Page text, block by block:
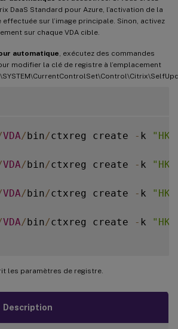
DaaS Standard pour Azure, l’activation de la
sur l’image principale. Sinon, activez
sur chaque VDA cible.
automatique , exécutez des commandes
modifier la clé de registre à l’emplacement
VDA/bin/ctxreg create - k
VDA/bin/ctxreg create - k
VDA/bin/ctxreg create - k
VDA/bin/ctxreg create - k
les paramètres de registre.
Description